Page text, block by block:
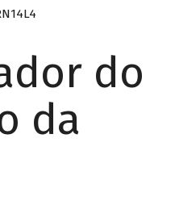
do
da